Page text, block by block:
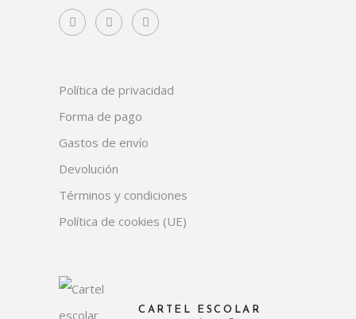
Política de privacidad
Forma de pago
Gastos de envío
Devolución
Términos y condiciones
Política de cookies (UE)
CARTEL ESCOLAR